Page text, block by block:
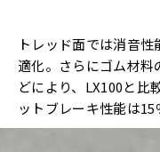
トレッド面では消音
適化。さらにゴム材
どにより、LX100と比
ットブレーキ性能は15